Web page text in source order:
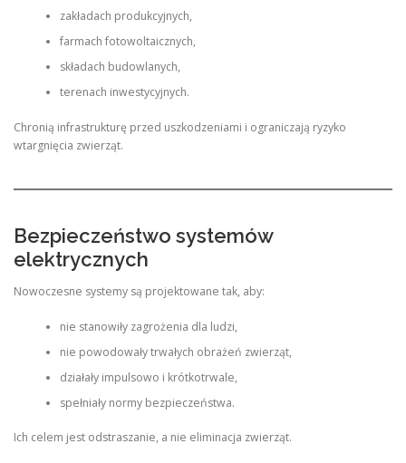
zakładach produkcyjnych,
farmach fotowoltaicznych,
składach budowlanych,
terenach inwestycyjnych.
Chronią infrastrukturę przed uszkodzeniami i ograniczają ryzyko
wtargnięcia zwierząt.
Bezpieczeństwo systemów
elektrycznych
Nowoczesne systemy są projektowane tak, aby:
nie stanowiły zagrożenia dla ludzi,
nie powodowały trwałych obrażeń zwierząt,
działały impulsowo i krótkotrwale,
spełniały normy bezpieczeństwa.
Ich celem jest odstraszanie, a nie eliminacja zwierząt.